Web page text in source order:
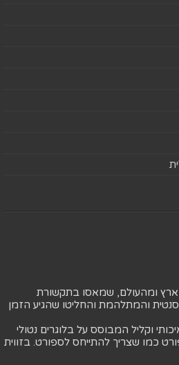
ומהעולם, שמאסו בתקשורת
והמתלהמת והחליטו שהגיע הזמן
וקליל המבוסס על בלוגרים נטולי
כמו שצריך להתייחס לספורט. בזווית